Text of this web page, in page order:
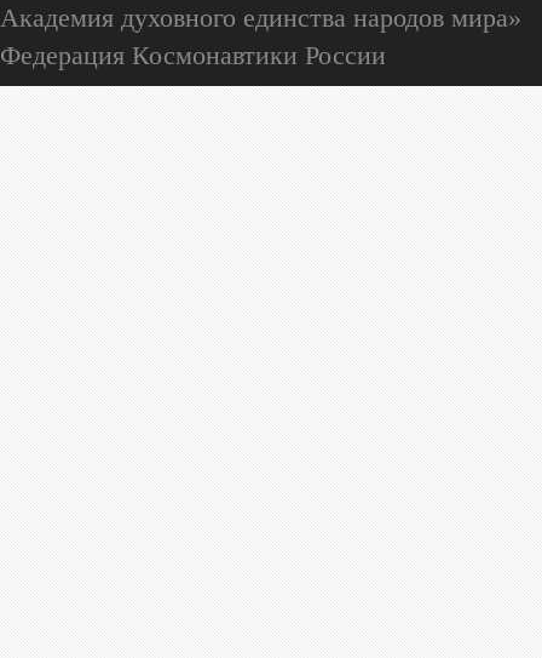
Академия духовного единства народов мира»
Федерация Космонавтики России